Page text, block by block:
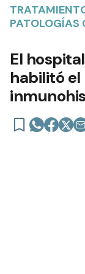
SOCIEDAD
Añadir como
PATOLOGÍAS